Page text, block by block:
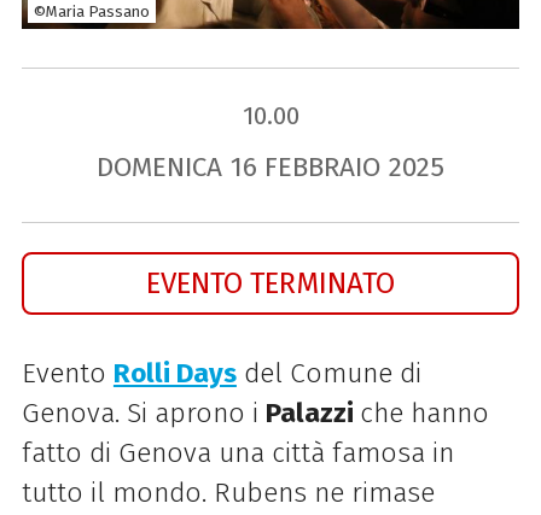
©Maria Passano
10.00
DOMENICA 16 FEBBRAIO 2025
EVENTO TERMINATO
Evento Rolli Daysdel Comune di
Genova. Si aprono i Palazzi che hanno
fatto di Genova una città famosa in
tutto il mondo. Rubens ne rimase